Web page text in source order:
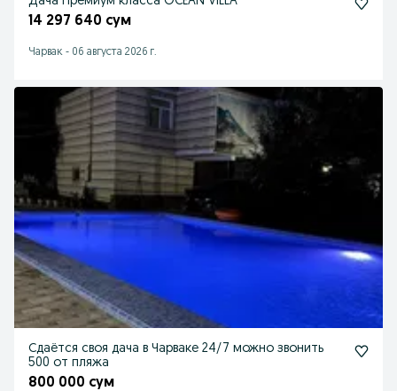
14 297 640 сум
Чарвак - 06 августа 2026 г.
Сдаётся своя дача в Чарваке 24/7 можно звонить
500 от пляжа
800 000 сум